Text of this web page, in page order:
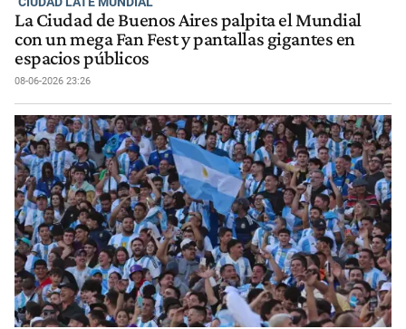
La Ciudad de Buenos Aires palpita el Mundial
con un mega Fan Fest y pantallas gigantes en
espacios públicos
08-06-2026 23:26